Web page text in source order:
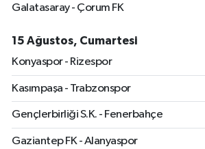
Galatasaray - Çorum FK
15 Ağustos, Cumartesi
Konyaspor - Rizespor
Kasımpaşa - Trabzonspor
Gençlerbirliği S.K. - Fenerbahçe
Gaziantep FK - Alanyaspor